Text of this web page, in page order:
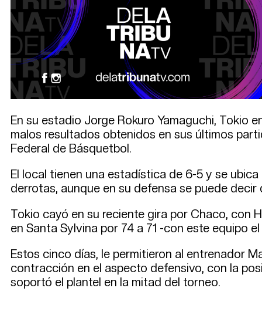
En su estadio Jorge Rokuro Yamaguchi, Tokio
malos resultados obtenidos en sus últimos
Federal de Básquetbol.
El local tienen una estadística de 6-5 y se
derrotas, aunque en su defensa se puede
Tokio cayó en su reciente gira por Chaco, con
en Santa Sylvina por 74 a 71 -con este equipo
Estos cinco días, le permitieron al entrenador
contracción en el aspecto defensivo, con la
soportó el plantel en la mitad del torneo.